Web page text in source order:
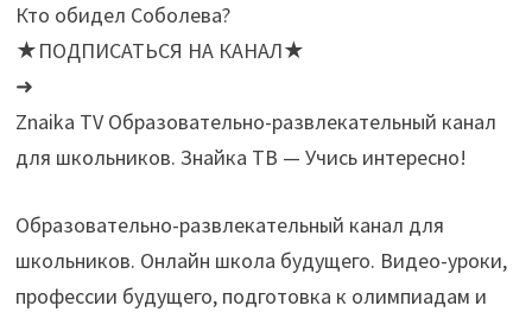
Кто обидел Соболева?
★ПОДПИСАТЬСЯ НА КАНАЛ★
➜
Znaika TV Образовательно-развлекательный канал
для школьников. Знайка ТВ — Учись интересно!
Образовательно-развлекательный канал для
школьников. Онлайн школа будущего. Видео-уроки,
профессии будущего, подготовка к олимпиадам и